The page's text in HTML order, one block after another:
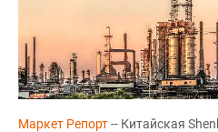
Маркет Репорт-- Китайская